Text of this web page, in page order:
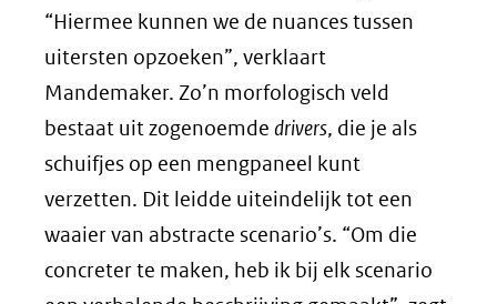
“Hiermee kunnen we de nuances tussen
uitersten opzoeken”, verklaart
Mandemaker. Zo’n morfologisch veld
bestaat uit zogenoemde drivers, die je als
schuifjes op een mengpaneel kunt
verzetten. Dit leidde uiteindelijk tot een
waaier van abstracte scenario’s. “Om die
concreter te maken, heb ik bij elk scenario